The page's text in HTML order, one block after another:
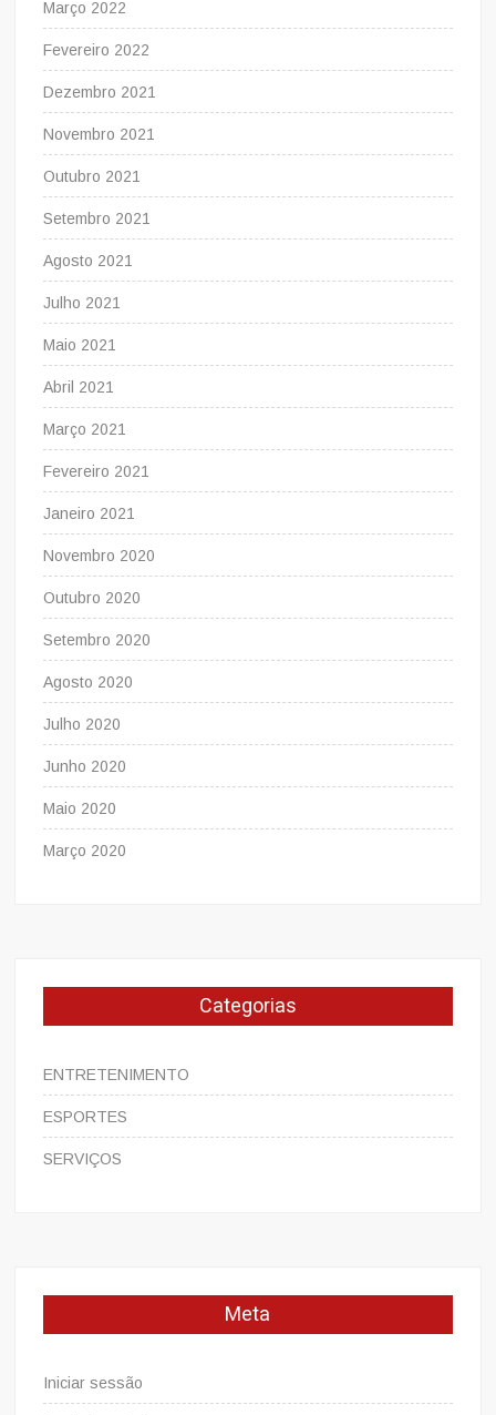
Março 2022
Fevereiro 2022
Dezembro 2021
Novembro 2021
Outubro 2021
Setembro 2021
Agosto 2021
Julho 2021
Maio 2021
Abril 2021
Março 2021
Fevereiro 2021
Janeiro 2021
Novembro 2020
Outubro 2020
Setembro 2020
Agosto 2020
Julho 2020
Junho 2020
Maio 2020
Março 2020
Categorias
ENTRETENIMENTO
ESPORTES
SERVIÇOS
Meta
Iniciar sessão